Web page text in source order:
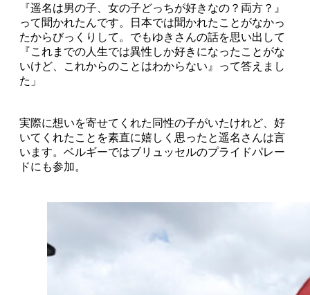
『遥名は男の子、女の子どっちが好きなの？両方？』
って聞かれたんです。日本では聞かれたことがなかっ
たからびっくりして。でもゆきさんの話を思い出して
『これまでの人生では異性しか好きになったことがな
いけど、これからのことはわからない』って答えまし
た」
実際に想いを寄せてくれた同性の子がいたけれど、好
いてくれたことを素直に嬉しく思ったと遥名さんは言
います。ベルギーではブリュッセルのプライドパレー
ドにも参加。